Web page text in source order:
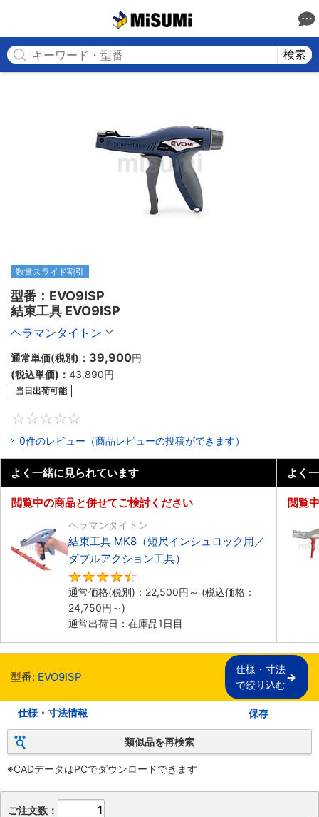
検索
数量スライド割引
型番：EVO9ISP
結束工具 EVO9ISP
ヘラマンタイトン
通常単価(税別)： 39,900円
(税込単価)： 43,890円
当日出荷可能
0件のレビュー（商品レビューの投稿ができます）
よく一緒に見られています
閲覧中の商品と併せてご検討ください
ヘラマンタイトン
結束工具 MK8（短尺インシュロック用／
ダブルアクション工具）
通常価格(税別)： 22,500円 ～ (税込価格：
24,750円 ～)
通常出荷日：在庫品1日目
よく
閲覧
型番: EVO9ISP
仕様・寸法
で絞り込む
仕様・寸法情報 保存
類似品を再検索
※CADデータはPCでダウンロードできます
ご注文数：